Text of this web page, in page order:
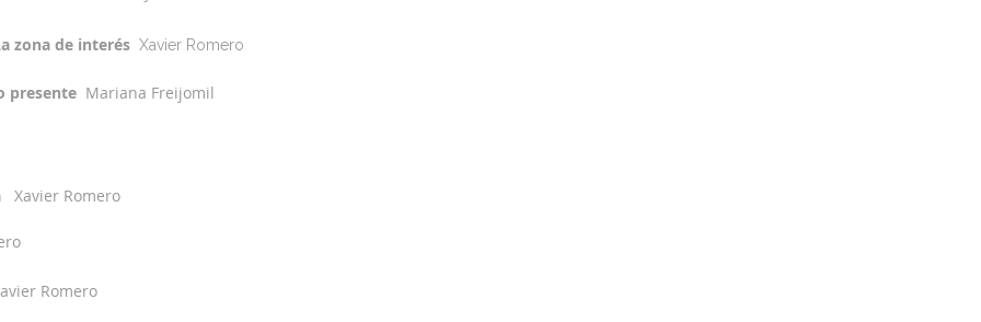
zona de interés Xavier Romero
presente Mariana Freijomil
Xavier Romero
Romero